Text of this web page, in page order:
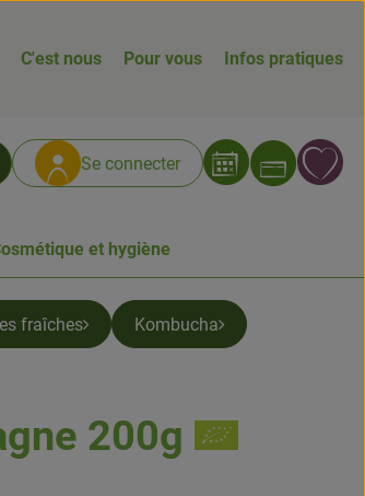
C'est nous Pour vous Infos pratiques
Se connecter
et hygiène
fraîches Kombucha
200g